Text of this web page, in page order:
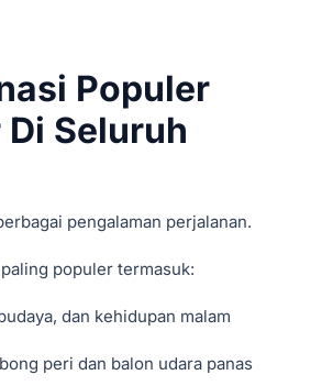
Populer
Seluruh
pengalaman perjalanan.
populer termasuk:
dan kehidupan malam
peri dan balon udara panas